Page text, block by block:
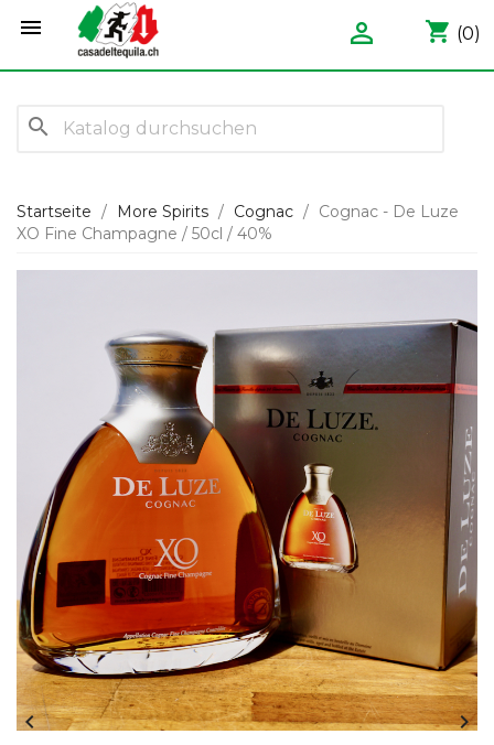
 shopping_cart (0)

search
Startseite More Spirits Cognac
Cognac - De Luze
XO Fine Champagne / 50cl / 40%
 